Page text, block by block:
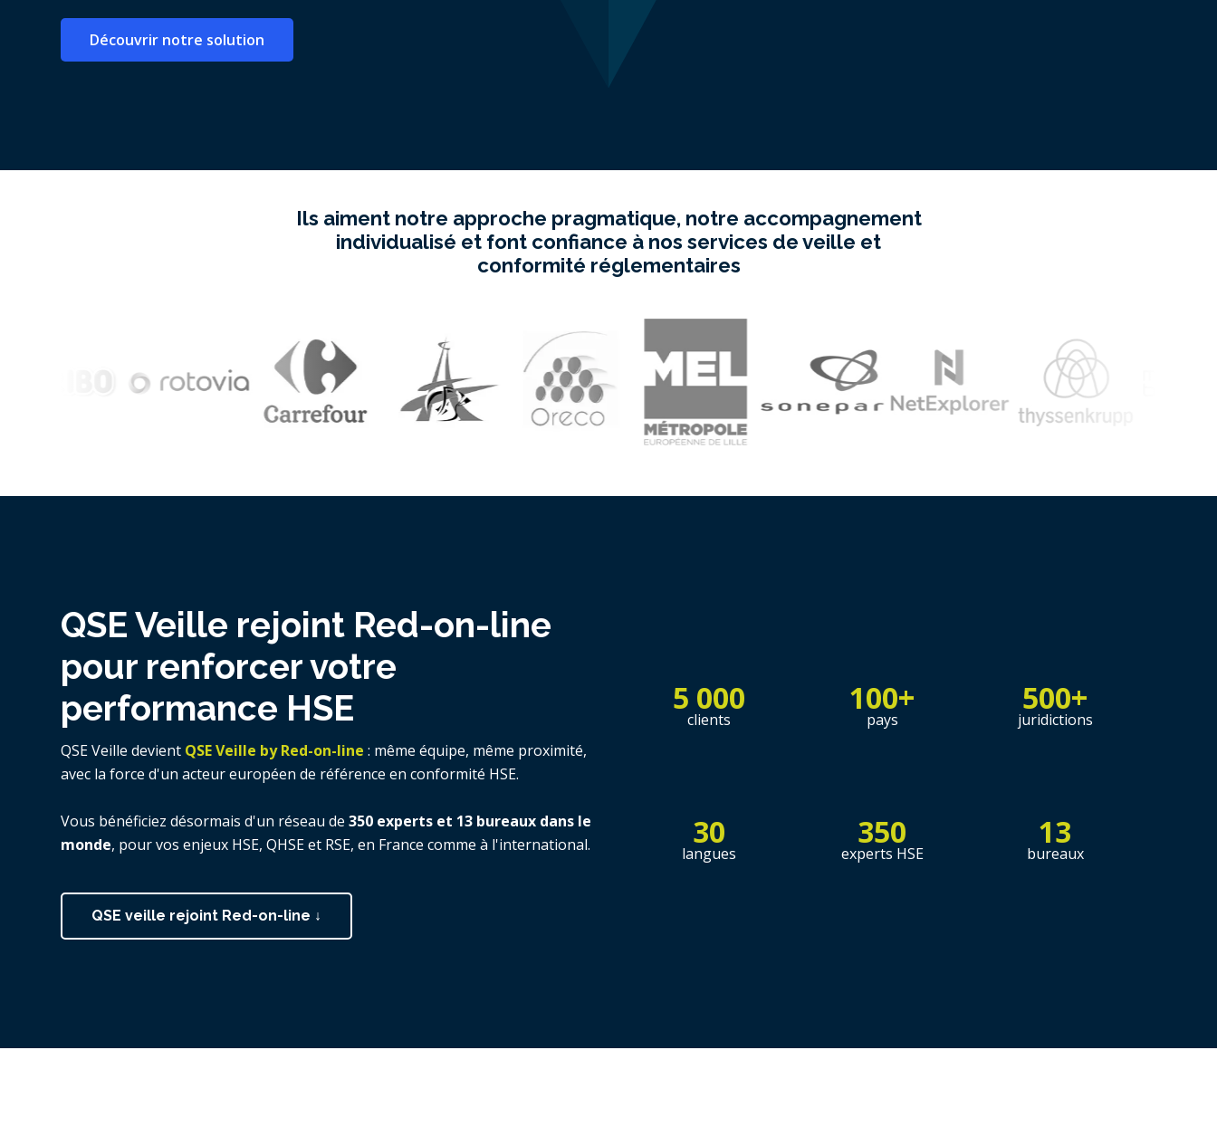
Découvrir notre solution
Ils aiment notre approche pragmatique, notre accompagnement
individualisé et font confiance à nos services de veille et
conformité réglementaires
QSE Veille rejoint Red-on-line
pour renforcer votre
performance HSE
QSE Veille devient QSE Veille by Red-on-line : même équipe, même proximité,
avec la force d'un acteur européen de référence en conformité HSE.
Vous bénéficiez désormais d'un réseau de350 experts et 13 bureaux dans le
monde, pour vos enjeux HSE, QHSE et RSE, en France comme à l'international.
QSE veille rejoint Red-on-line ↓
5 000
clients
100+
pays
500+
juridictions
30
langues
350
experts HSE
13
bureaux